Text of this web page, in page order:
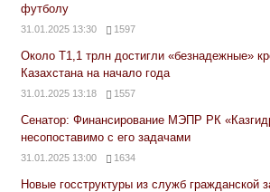
футболу
31.01.2025 13:30 1597
Около Т1,1 трлн достигли «безнадежные»
Казахстана на начало года
31.01.2025 13:18 1557
Сенатор: Финансирование МЭПР РК
несопоставимо с его задачами
31.01.2025 13:00 1634
Новые госструктуры из служб гражданской